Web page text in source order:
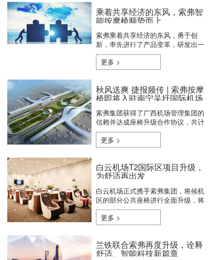
乘着共享经济的东风，索弗智
能按摩椅顺势而上
索弗乘着共享经济的东风，勇于创
新，率先进行了产品变革，研发出一
款适合公共场所的智能座椅。
更多 >
秋风送爽 捷报频传 | 索弗按摩
椅即将入驻南宁吴圩国际机场
索弗集团获得了广西机场管理集团的
信赖并达成座椅升级合作协议，共计
600台索弗智能共享按摩椅即将入驻
广西南宁吴圩国际机场。
更多 >
白云机场T2国际区项目升级，
为舒适再出发
白云机场正式携手索弗集团，将候机
区的部分公共座椅进行全面升级，将
原先的普通钢架座椅更换成具有按
摩、充电功能的索弗公共智能按摩
椅。
更多 >
兰铁联合索弗再度升级，诠释
舒适、智能科技新篇章